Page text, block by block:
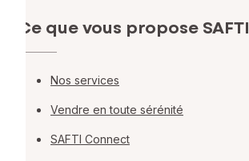
Ce que vous propose SAFTI
Nos services
Vendre en toute sérénité
SAFTI Connect